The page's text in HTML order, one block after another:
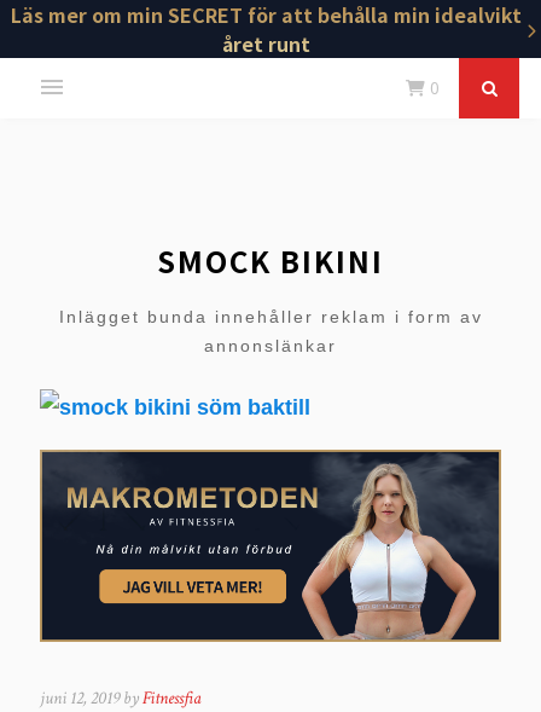
Läs mer om min SECRET för att behålla min idealvikt
året runt
0
SMOCK BIKINI
Inlägget bunda innehåller reklam i form av
annonslänkar
juni 12, 2019 byFitnessfia